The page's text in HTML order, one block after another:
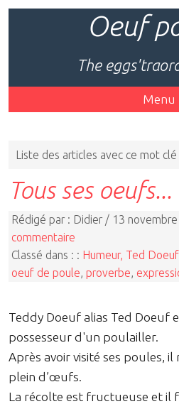
Oeuf
The
Menu
Liste des articles avec ce mot clé
Tous ses oeufs...
Rédigé par : Didier / 13
commentaire
Classé dans : : Humeur, Ted Doeuf
oeuf de poule proverbe
Teddy Doeuf alias Ted Doeuf
possesseur d'un poulailler.
Après avoir visité ses poules,
plein d’œufs.
La récolte est fructueuse et il